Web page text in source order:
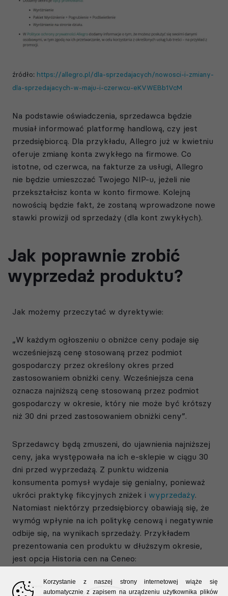
źródło: https://allegro.pl/dla-sprzedajacych/nowosci-i-zmiany-
dla-sprzedajacych-w-maju-i-czerwcu-eKVWEBb1VcM
Na podstawie oświadczenia, sprzedawca będzie
musiał informować platformę handlową, czy jest
przedsiębiorcą. Dla przykładu, Allegro już w kwietniu
oferuje zmianę konta zwykłego na firmowe. Co
istotne, od czerwca, na fakturze za usługi, Allegro
nie będzie umieszczać Twojego NIP-u, jeżeli nie
przekształcisz konta w konto firmowe. Kolejną
nowością będzie fakt, że zostaną wprowadzone nowe
stawki prowizji od sprzedaży (dla kont zwykłych).
Jak poprawnie zrobić
wyprzedaż produktu?
Jak możemy przeczytać w dyrektywie:
„W każdym ogłoszeniu o obniżce ceny podaje się
wcześniejszą cenę stosowaną przez podmiot
gospodarczy przez określony okres przed
zastosowaniem obniżki ceny. Wcześniejsza cena
oznacza najniższą cenę stosowaną przez podmiot
gospodarczy w okresie, który nie może być krótszy
niż 30 dni przed zastosowaniem obniżki ceny”.
Sprzedawcy będą zmuszeni, do ujawnienia najniższej
ceny, jaka występowała na ich e-sklepie w ciągu 30
dni przed wyprzedażą. Z punktu widzenia
konsumenta pomysł wydaje się genialny, ponieważ
ukróci praktykę fikcyjnych zniżek i wyprzedaży.
Natomiast niektórzy przedsiębiorcy obawiają się, że
wymóg wpłynie na ich politykę cenową i negatywnie
odbije się, na wynikach sprzedaży. Przykładem
prezentowania cen produktu w dłuższym okresie,
jest opcja Historia cen na Ceneo:
Korzystanie z naszej strony internetowej wiąże się
automatycznie z zapisem na urządzeniu użytkownika plików